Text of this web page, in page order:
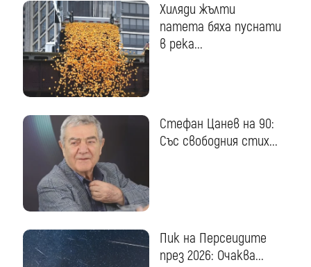
Хиляди жълти
патета бяха пуснати
в река...
Стефан Цанев на 90:
Със свободния стих...
Пик на Персеидите
през 2026: Очаква...